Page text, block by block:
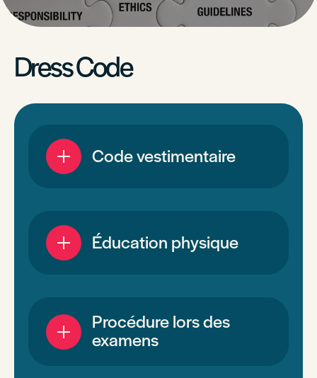
Dress Code
Code vestimentaire
Éducation physique
Procédure lors des
examens